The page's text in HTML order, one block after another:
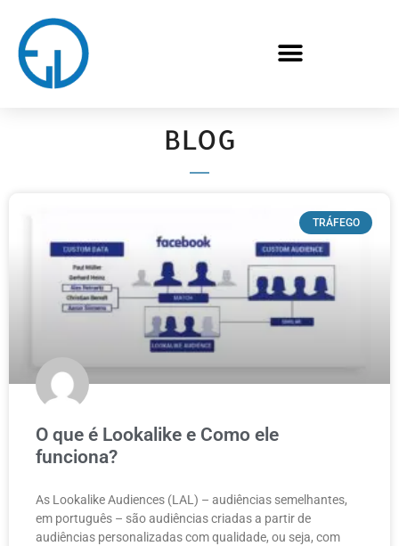
BLOG
TRÁFEGO
O que é Lookalike e Como ele
funciona?
As Lookalike Audiences (LAL) – audiências semelhantes,
em português – são audiências criadas a partir de
audiências personalizadas com qualidade, ou seja, com